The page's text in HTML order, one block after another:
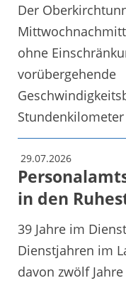
Der
ohne
vorübergehende
29.07.2026
in den
39 Jahre im
Dienstjahren im
davon zwölf